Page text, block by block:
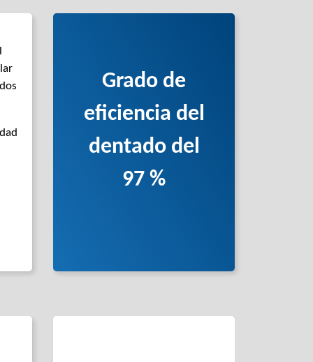
Grado de
eficiencia del
dentado del
97 %